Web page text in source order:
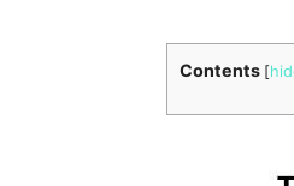
Contents [